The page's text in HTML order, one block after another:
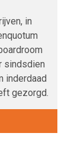
in
sindsdien
inderdaad
gezorgd.